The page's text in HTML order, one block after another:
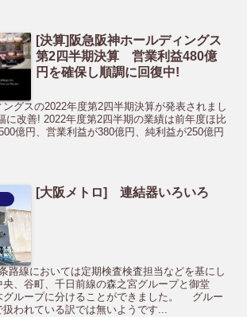
[決算]阪急阪神ホールディングス
第2四半期決算 営業利益480億
円を確保し順調に回復中!
グスの2022年度第2四半期決算が発表されまし
に改善! 2022年度第2四半期の業績は前年度ほ比
億円、営業利益が380億円、純利益が250億円
[大阪メトロ] 連結器いろいろ
路線においては定期検査検査担当などを基にし
、谷町、千日前線の森之宮グループと御堂
グループに分けることができました。 グルー
われている訳では無いようです...